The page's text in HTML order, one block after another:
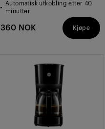
stjerner.
omtaler
Automatisk utkobling etter 40
minutter
360 NOK Kjøpe